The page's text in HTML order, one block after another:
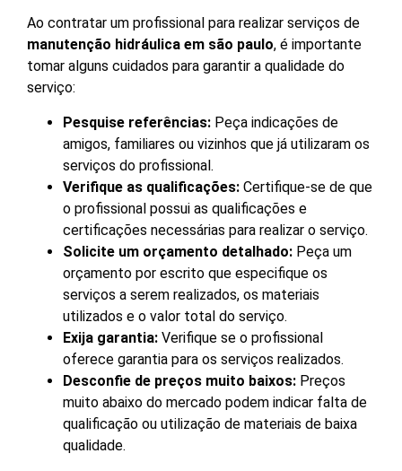
Ao contratar um profissional para realizar serviços de
manutenção hidráulica em são paulo, é importante
tomar alguns cuidados para garantir a qualidade do
serviço:
Pesquise referências: Peça indicações de
amigos, familiares ou vizinhos que já utilizaram os
serviços do profissional.
Verifique as qualificações: Certifique-se de que
o profissional possui as qualificações e
certificações necessárias para realizar o serviço.
Solicite um orçamento detalhado: Peça um
orçamento por escrito que especifique os
serviços a serem realizados, os materiais
utilizados e o valor total do serviço.
Exija garantia: Verifique se o profissional
oferece garantia para os serviços realizados.
Desconfie de preços muito baixos: Preços
muito abaixo do mercado podem indicar falta de
qualificação ou utilização de materiais de baixa
qualidade.